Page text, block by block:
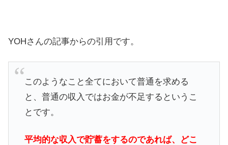
YOHさんの記事からの引用です。
このようなこと全てにおいて普通を求める
と、普通の収入ではお金が不足するというこ
とです。
平均的な収入で貯蓄をするのであれば、どこ